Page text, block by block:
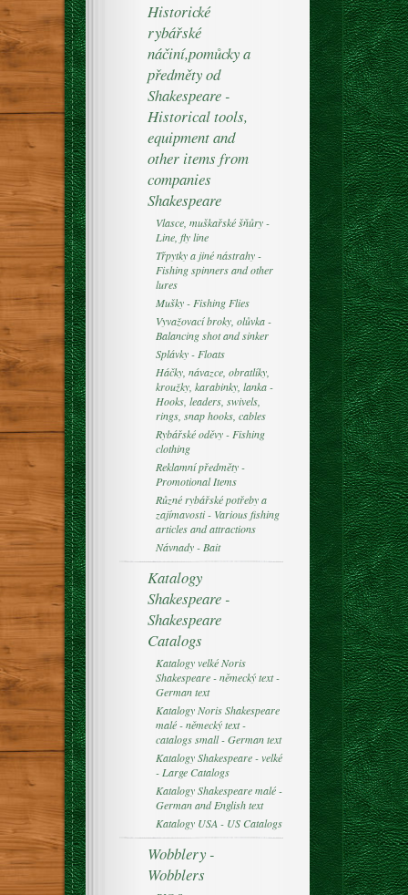
Historické
rybářské
náčiní,pomůcky a
předměty od
Shakespeare -
Historical tools,
equipment and
other items from
companies
Shakespeare
Vlasce, muškařské šňůry -
Line, fly line
Třpytky a jiné nástrahy -
Fishing spinners and other
lures
Mušky - Fishing Flies
Vyvažovací broky, olůvka -
Balancing shot and sinker
Splávky - Floats
Háčky, návazce, obratlíky,
kroužky, karabinky, lanka -
Hooks, leaders, swivels,
rings, snap hooks, cables
Rybářské oděvy - Fishing
clothing
Reklamní předměty -
Promotional Items
Různé rybářské potřeby a
zajímavosti - Various fishing
articles and attractions
Návnady - Bait
Katalogy
Shakespeare -
Shakespeare
Catalogs
Katalogy velké Noris
Shakespeare - německý text -
German text
Katalogy Noris Shakespeare
malé - německý text -
catalogs small - German text
Katalogy Shakespeare - velké
- Large Catalogs
Katalogy Shakespeare malé -
German and English text
Katalogy USA - US Catalogs
Wobblery -
Wobblers